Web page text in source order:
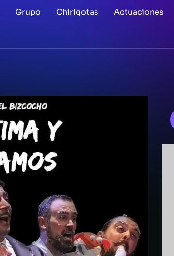
Grupo Chirigotas Actuaciones